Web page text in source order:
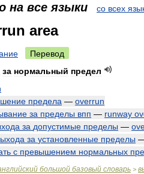
на все языки со всех
area
Перевод
за нормальный предел
предела — overrun
за пределы впп — runway
за допустимые пределы —
за установленные пределы
с превышением нормальных
большой базовый словарь >